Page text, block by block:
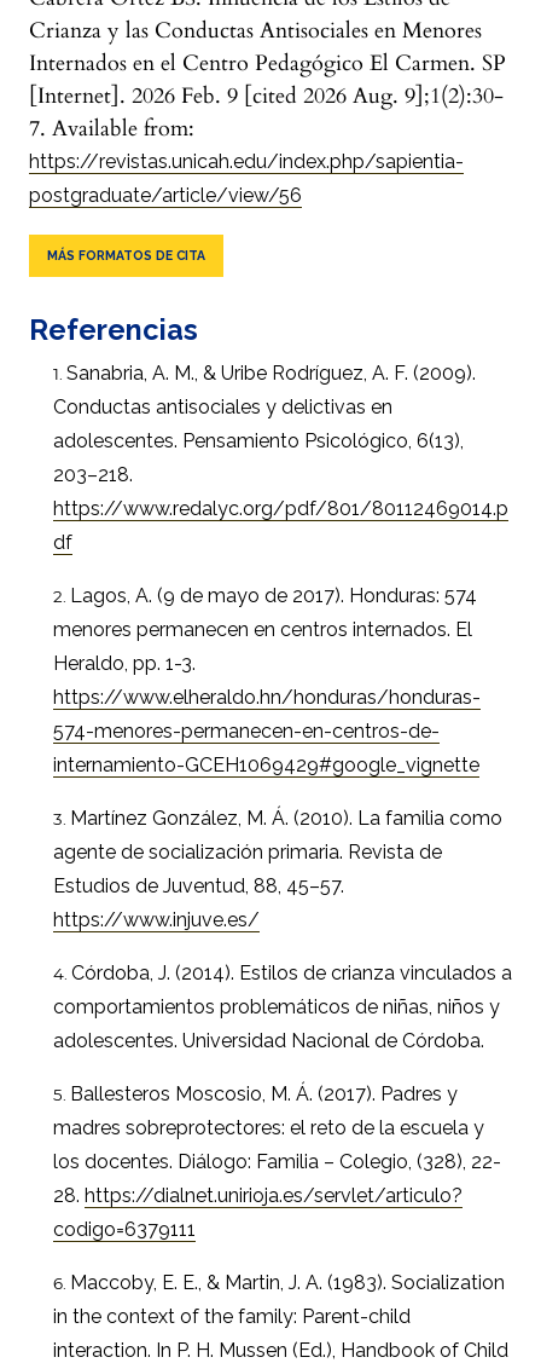
Crianza y las Conductas Antisociales en Menores
Internados en el Centro Pedagógico El Carmen. SP
[Internet]. 2026 Feb. 9 [cited 2026 Aug. 9];1(2):30-
7. Available from:
https://revistas.unicah.edu/index.php/sapientia-
postgraduate/article/view/56
MÁS FORMATOS DE CITA
Referencias
Sanabria, A. M., & Uribe Rodríguez, A. F. (2009).
Conductas antisociales y delictivas en
adolescentes. Pensamiento Psicológico, 6(13),
203–218.
https://www.redalyc.org/pdf/801/80112469014.p
df
Lagos, A. (9 de mayo de 2017). Honduras: 574
menores permanecen en centros internados. El
Heraldo, pp. 1-3.
https://www.elheraldo.hn/honduras/honduras-
574-menores-permanecen-en-centros-de-
internamiento-GCEH1069429#google_vignette
Martínez González, M. Á. (2010). La familia como
agente de socialización primaria. Revista de
Estudios de Juventud, 88, 45–57.
https://www.injuve.es/
Córdoba, J. (2014). Estilos de crianza vinculados a
comportamientos problemáticos de niñas, niños y
adolescentes. Universidad Nacional de Córdoba.
Ballesteros Moscosio, M. Á. (2017). Padres y
madres sobreprotectores: el reto de la escuela y
los docentes. Diálogo: Familia – Colegio, (328), 22-
28. https://dialnet.unirioja.es/servlet/articulo?
codigo=6379111
Maccoby, E. E., & Martin, J. A. (1983). Socialization
in the context of the family: Parent-child
interaction. In P. H. Mussen (Ed.), Handbook of Child